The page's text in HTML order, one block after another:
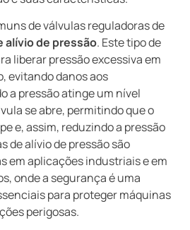
de válvulas reguladoras de
alívio de pressão. Este tipo de
liberar pressão excessiva em
evitando danos aos
a pressão atinge um nível
se abre, permitindo que o
e, assim, reduzindo a pressão
de alívio de pressão são
em aplicações industriais e em
onde a segurança é uma
para proteger máquinas
perigosas.